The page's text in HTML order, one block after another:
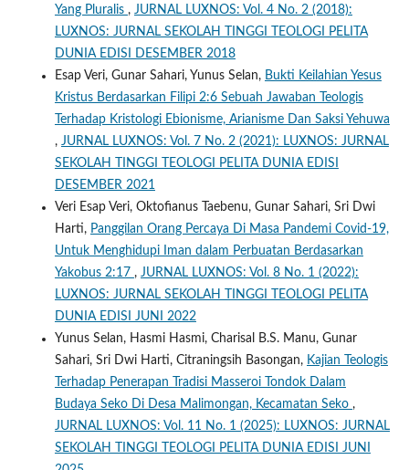
Yang Pluralis , JURNAL LUXNOS: Vol. 4 No. 2 (2018):
LUXNOS: JURNAL SEKOLAH TINGGI TEOLOGI PELITA
DUNIA EDISI DESEMBER 2018
Esap Veri, Gunar Sahari, Yunus Selan, Bukti Keilahian Yesus
Kristus Berdasarkan Filipi 2:6 Sebuah Jawaban Teologis
Terhadap Kristologi Ebionisme, Arianisme Dan Saksi Yehuwa
, JURNAL LUXNOS: Vol. 7 No. 2 (2021): LUXNOS: JURNAL
SEKOLAH TINGGI TEOLOGI PELITA DUNIA EDISI
DESEMBER 2021
Veri Esap Veri, Oktofianus Taebenu, Gunar Sahari, Sri Dwi
Harti, Panggilan Orang Percaya Di Masa Pandemi Covid-19,
Untuk Menghidupi Iman dalam Perbuatan Berdasarkan
Yakobus 2:17 , JURNAL LUXNOS: Vol. 8 No. 1 (2022):
LUXNOS: JURNAL SEKOLAH TINGGI TEOLOGI PELITA
DUNIA EDISI JUNI 2022
Yunus Selan, Hasmi Hasmi, Charisal B.S. Manu, Gunar
Sahari, Sri Dwi Harti, Citraningsih Basongan, Kajian Teologis
Terhadap Penerapan Tradisi Masseroi Tondok Dalam
Budaya Seko Di Desa Malimongan, Kecamatan Seko ,
JURNAL LUXNOS: Vol. 11 No. 1 (2025): LUXNOS: JURNAL
SEKOLAH TINGGI TEOLOGI PELITA DUNIA EDISI JUNI